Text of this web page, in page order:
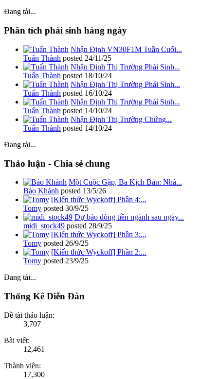
Đang tải...
Phân tích phái sinh hàng ngày
Nhận Định VN30F1M Tuần Cuối...
Tuấn Thành posted 24/11/25
Nhận Định Thị Trường Phái Sinh...
Tuấn Thành posted 18/10/24
Nhận Định Thị Trường Phái Sinh...
Tuấn Thành posted 16/10/24
Nhận Định Thị Trường Phái Sinh...
Tuấn Thành posted 14/10/24
Nhận Định Thị Trường Chứng...
Tuấn Thành posted 14/10/24
Đang tải...
Thảo luận - Chia sẻ chung
Một Cuộc Gặp, Ba Kịch Bản: Nhà...
Bảo Khánh posted 13/5/26
[Kiến thức Wyckoff] Phần 4:...
Tomy posted 30/9/25
Dự báo dòng tiền ngành sau ngày...
midi_stock49 posted 28/9/25
[Kiến thức Wyckoff] Phần 3:...
Tomy posted 26/9/25
[Kiến thức Wyckoff] Phần 2:...
Tomy posted 23/9/25
Đang tải...
Thống Kê Diễn Đàn
Đề tài thảo luận:
3,707
Bài viết:
12,461
Thành viên:
17,300